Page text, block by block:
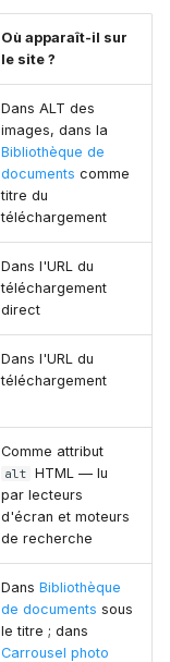
Où apparaît-il sur
le site ?
Dans ALT des
images, dans la
Bibliothèque de
documents comme
titre du
téléchargement
Dans l'URL du
téléchargement
direct
Dans l'URL du
téléchargement
Comme attribut
alt HTML — lu
par lecteurs
d'écran et moteurs
de recherche
Dans Bibliothèque
de documents sous
le titre ; dans
Carrousel photo